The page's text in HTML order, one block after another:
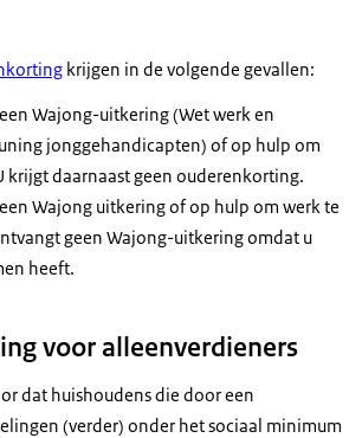
krijgen in de volgende gevallen:
Wajong-uitkering (Wet werk en
jonggehandicapten) of op hulp om
krijgt daarnaast geen ouderenkorting.
Wajong uitkering of op hulp om werk te
geen Wajong-uitkering omdat u
heeft.
voor alleenverdieners
dat huishoudens die door een
(verder) onder het sociaal minimum